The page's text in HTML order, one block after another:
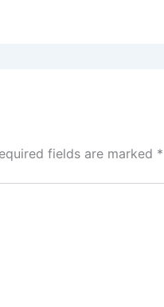
fields are marked *